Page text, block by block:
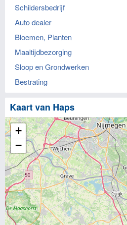
Schildersbedrijf
Auto dealer
Bloemen, Planten
Maaltijdbezorging
Sloop en Grondwerken
Bestrating
Kaart van Haps
+
−